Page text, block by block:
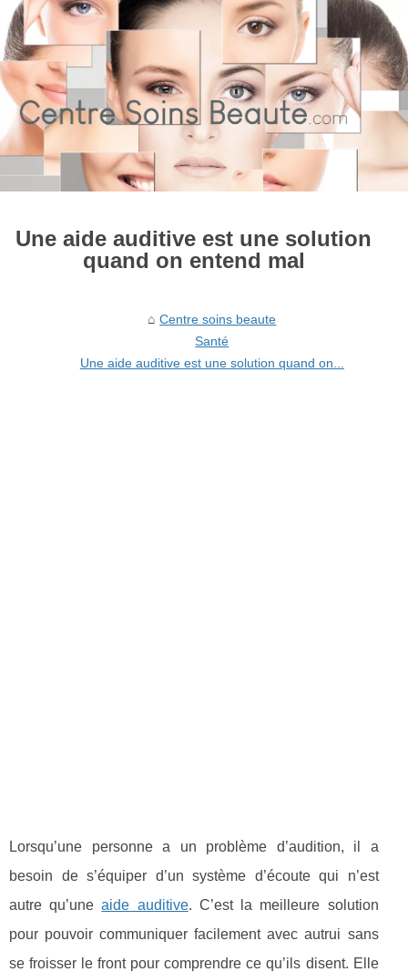
Une aide auditive est une solution
quand on entend mal
Centre soins beaute
Santé
Une aide auditive est une solution quand on...
Lorsqu’une personne a un problème d’audition, il a
besoin de s’équiper d’un système d’écoute qui n’est
autre qu’uneaide auditive. C’est la meilleure solution
pour pouvoir communiquer facilement avec autrui sans
se froisser le front pour comprendre ce qu’ils disent. Elle